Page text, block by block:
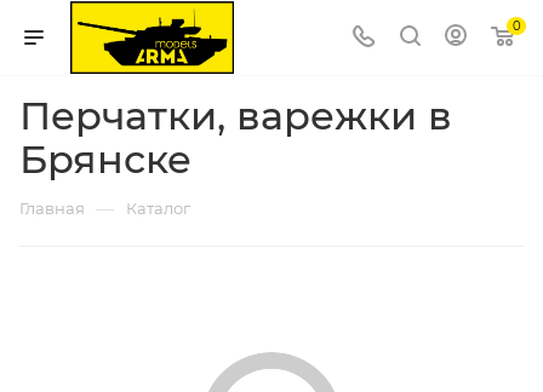
0
Перчатки, варежки в
Брянске
Главная — Каталог